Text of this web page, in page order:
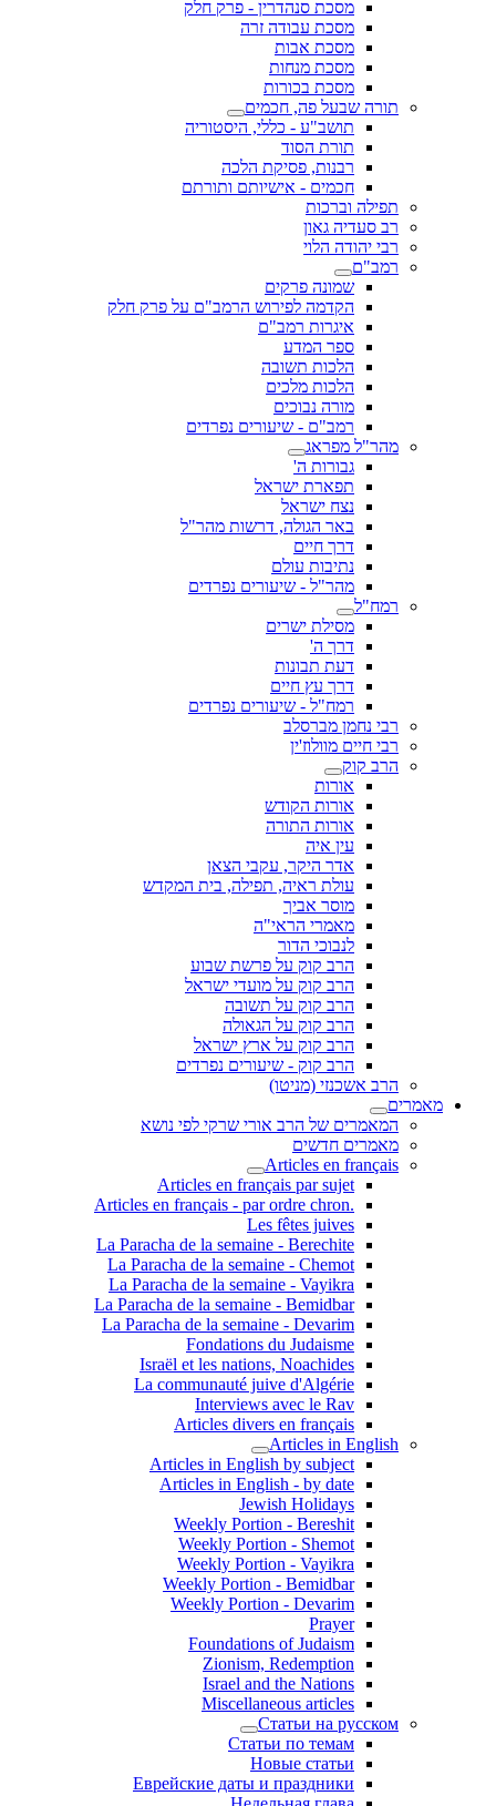
מסכת סנהדרין - פרק חלק
מסכת עבודה זרה
מסכת אבות
מסכת מנחות
מסכת בכורות
תורה שבעל פה, חכמים
תושב"ע - כללי, היסטוריה
תורת הסוד
רבנות, פסיקת הלכה
חכמים - אישיותם ותורתם
תפילה וברכות
רב סעדיה גאון
רבי יהודה הלוי
רמב"ם
שמונה פרקים
הקדמה לפירוש הרמב"ם על פרק חלק
איגרות רמב"ם
ספר המדע
הלכות תשובה
הלכות מלכים
מורה נבוכים
רמב"ם - שיעורים נפרדים
מהר"ל מפראג
גבורות ה'
תפארת ישראל
נצח ישראל
באר הגולה, דרשות מהר"ל
דרך חיים
נתיבות עולם
מהר"ל - שיעורים נפרדים
רמח"ל
מסילת ישרים
דרך ה'
דעת תבונות
דרך עץ חיים
רמח"ל - שיעורים נפרדים
רבי נחמן מברסלב
רבי חיים מוולוז'ין
הרב קוק
אורות
אורות הקודש
אורות התורה
עין איה
אדר היקר, עקבי הצאן
עולת ראיה, תפילה, בית המקדש
מוסר אביך
מאמרי הראי"ה
לנבוכי הדור
הרב קוק על פרשת שבוע
הרב קוק על מועדי ישראל
הרב קוק על תשובה
הרב קוק על הגאולה
הרב קוק על ארץ ישראל
הרב קוק - שיעורים נפרדים
הרב אשכנזי (מניטו)
מאמרים
המאמרים של הרב אורי שרקי לפי נושא
מאמרים חדשים
Articles en français
Articles en français par sujet
.Articles en français - par ordre chron
Les fêtes juives
La Paracha de la semaine - Berechite
La Paracha de la semaine - Chemot
La Paracha de la semaine - Vayikra
La Paracha de la semaine - Bemidbar
La Paracha de la semaine - Devarim
Fondations du Judaisme
Israël et les nations, Noachides
La communauté juive d'Algérie
Interviews avec le Rav
Articles divers en français
Articles in English
Articles in English by subject
Articles in English - by date
Jewish Holidays
Weekly Portion - Bereshit
Weekly Portion - Shemot
Weekly Portion - Vayikra
Weekly Portion - Bemidbar
Weekly Portion - Devarim
Prayer
Foundations of Judaism
Zionism, Redemption
Israel and the Nations
Miscellaneous articles
Статьи на русском
Статьи по темам
Новые статьи
Еврейские даты и праздники